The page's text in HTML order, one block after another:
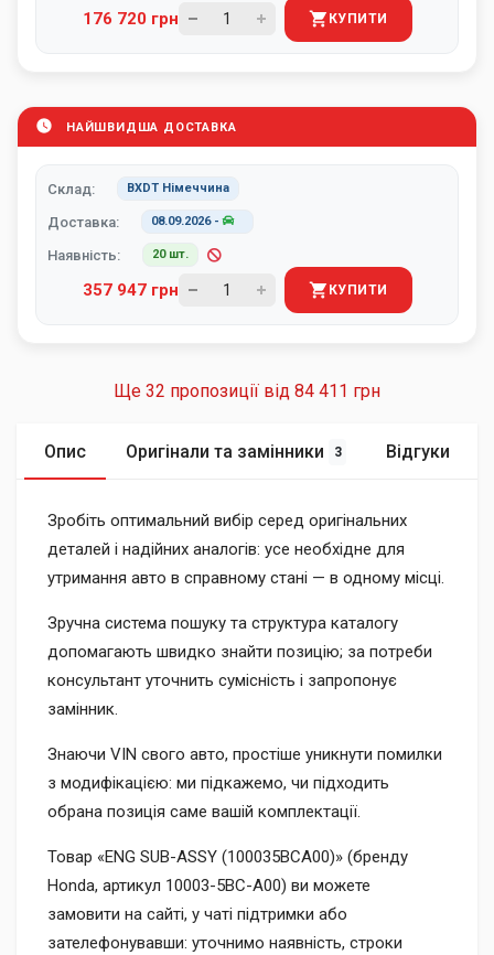
176 720 грн КУПИТИ
НАЙШВИДША ДОСТАВКА
Склад: BXDT Німеччина
Доставка: 08.09.2026-
Наявність: 20 шт.
357 947 грн КУПИТИ
Ще 32 пропозиції від 84 411 грн
Опис Оригінали та замінники 3 Відгуки
Зробіть оптимальний вибір серед оригінальних
деталей і надійних аналогів: усе необхідне для
утримання авто в справному стані — в одному місці.
Зручна система пошуку та структура каталогу
допомагають швидко знайти позицію; за потреби
консультант уточнить сумісність і запропонує
замінник.
Знаючи VIN свого авто, простіше уникнути помилки
з модифікацією: ми підкажемо, чи підходить
обрана позиція саме вашій комплектації.
Товар «ENG SUB-ASSY (100035BCA00)» (бренду
Honda, артикул 10003-5BC-A00) ви можете
замовити на сайті, у чаті підтримки або
зателефонувавши: уточнимо наявність, строки